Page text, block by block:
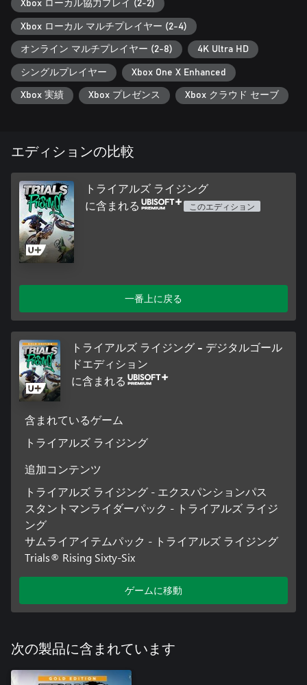
Xbox ローカル協力プレイ (2-2)
Xbox ローカル マルチプレイヤー (2-4)
オンライン マルチプレイヤー (2-8) 4K Ultra HD
シングルプレイヤー Xbox One X Enhanced
Xbox 実績 Xbox プレゼンス Xbox クラウド セーブ
エディションの比較
トライアルズ ライジング
に含まれる このエディション
一番上に戻る
トライアルズ ライジング - デジタルゴール
ドエディション
に含まれる
含まれているゲーム
トライアルズ ライジング
追加コンテンツ
トライアルズ ライジング - エクスパンションパス
スタントマンライダーパック - トライアルズ ライジ
ング
サムライアイテムパック - トライアルズ ライジング
Trials® Rising Sixty-Six
ゲームに移動
次の製品に含まれています